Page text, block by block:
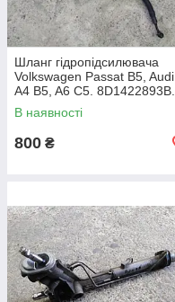
Шланг гідропідсилювача
Volkswagen Passat B5, Audi
A4 B5, A6 C5. 8D1422893B.
В наявності
800 ₴